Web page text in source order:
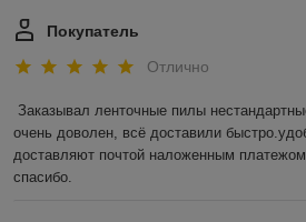
Покупатель
Отлично
Заказывал ленточные пилы
очень доволен, всё доставили
доставляют почтой наложенным
спасибо.